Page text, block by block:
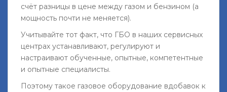
счёт разницы в цене между газом и бензином (а
мощность почти не меняется).
Учитывайте тот факт, что ГБО в наших сервисных
центрах устанавливают, регулируют и
настраивают обученные, опытные, компетентные
и опытные специалисты.
Поэтому такое газовое оборудование вдобавок к